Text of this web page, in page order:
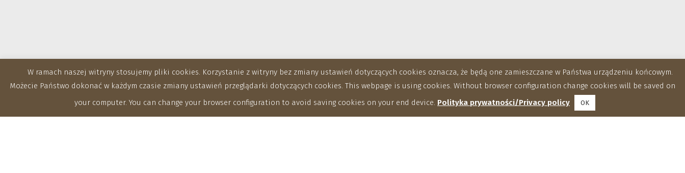
W ramach naszej witryny stosujemy pliki cookies. Korzystanie z witryny bez zmiany ustawień dotyczących cookies oznacza, że będą one zamieszczane w Państwa urządzeniu końcowym.
Możecie Państwo dokonać w każdym czasie zmiany ustawień przeglądarki dotyczących cookies. This webpage is using cookies. Without browser configuration change cookies will be saved on
your computer. You can change your browser configuration to avoid saving cookies on your end device. Polityka prywatności/Privacy policy OK